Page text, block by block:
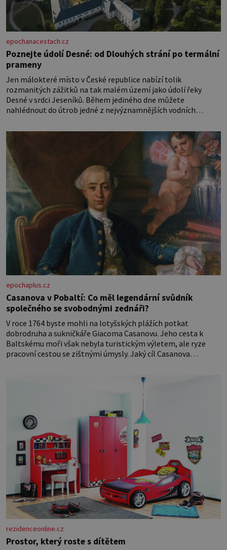
epochanacestach.cz
Poznejte údolí Desné: od Dlouhých strání po termální
prameny
Jen málokteré místo v České republice nabízí tolik
rozmanitých zážitků na tak malém území jako údolí řeky
Desné v srdci Jeseníků. Během jediného dne můžete
nahlédnout do útrob jedné z nejvýznamnějších vodních
koloběžce a den zakončit poznáváním památek ve Velkých
Losinách nebo v termálním
epochaplus.cz
Casanova v Pobaltí: Co měl legendární svůdník
společného se svobodnými zednáři?
V roce 1764 byste mohli na lotyšských plážích potkat
dobrodruha a sukničkáře Giacoma Casanovu. Jeho cesta k
Baltskému moři však nebyla turistickým výletem, ale ryze
pracovní cestou se zištnými úmysly. Jaký cíl Casanova
této oblasti žádným nováčkem, protože do zednářské
rezidenceonline.cz
Prostor, který roste s dítětem